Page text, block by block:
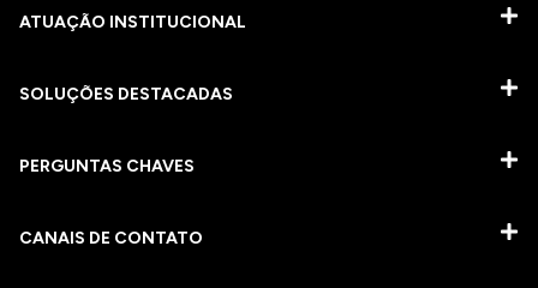
ATUAÇÃO INSTITUCIONAL
SOLUÇÕES DESTACADAS
PERGUNTAS CHAVES​
CANAIS DE CONTATO